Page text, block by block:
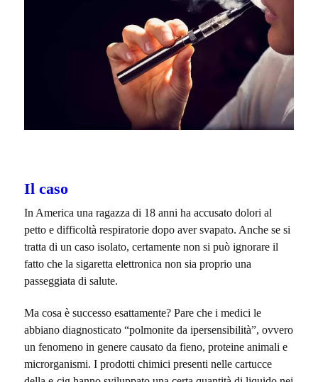
Il caso
In America una ragazza di 18 anni ha accusato dolori al
petto e difficoltà respiratorie dopo aver svapato. Anche se si
tratta di un caso isolato, certamente non si può ignorare il
fatto che la sigaretta elettronica non sia proprio una
passeggiata di salute.
Ma cosa è successo esattamente? Pare che i medici le
abbiano diagnosticato “polmonite da ipersensibilità”, ovvero
un fenomeno in genere causato da fieno, proteine animali e
microrganismi. I prodotti chimici presenti nelle cartucce